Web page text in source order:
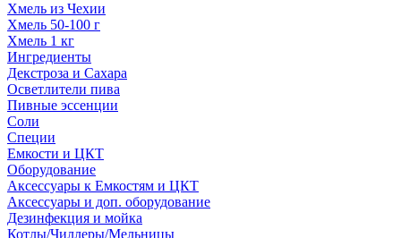
Хмель из Чехии
Хмель 50-100 г
Хмель 1 кг
Ингредиенты
Декстроза и Сахара
Осветлители пива
Пивные эссенции
Соли
Специи
Емкости и ЦКТ
Оборудование
Аксессуары к Емкостям и ЦКТ
Аксессуары и доп. оборудование
Дезинфекция и мойка
Котлы/Чиллеры/Мельницы